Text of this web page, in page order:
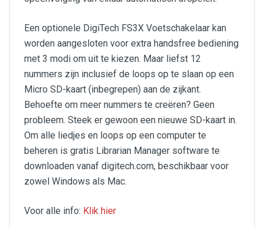
Een optionele DigiTech FS3X Voetschakelaar kan
worden aangesloten voor extra handsfree bediening
met 3 modi om uit te kiezen. Maar liefst 12
nummers zijn inclusief de loops op te slaan op een
Micro SD-kaart (inbegrepen) aan de zijkant.
Behoefte om meer nummers te creëren? Geen
probleem. Steek er gewoon een nieuwe SD-kaart in.
Om alle liedjes en loops op een computer te
beheren is gratis Librarian Manager software te
downloaden vanaf digitech.com, beschikbaar voor
zowel Windows als Mac.
Voor alle info: Klik hier